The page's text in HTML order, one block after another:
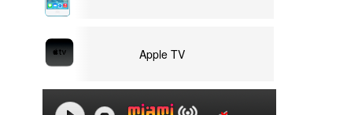
Apple TV